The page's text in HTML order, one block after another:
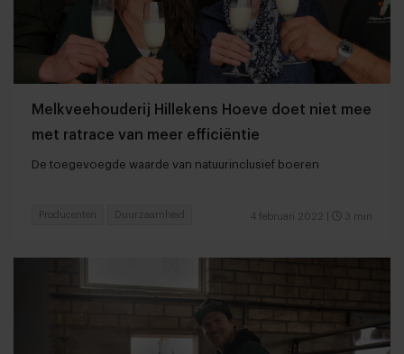
Melkveehouderij Hillekens Hoeve doet niet mee
met ratrace van meer efficiëntie
De toegevoegde waarde van natuurinclusief boeren
4 februari 2022 3 min
Producenten Duurzaamheid